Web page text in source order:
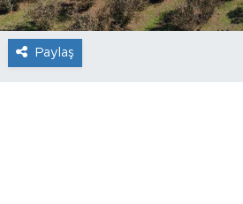
Paylaş